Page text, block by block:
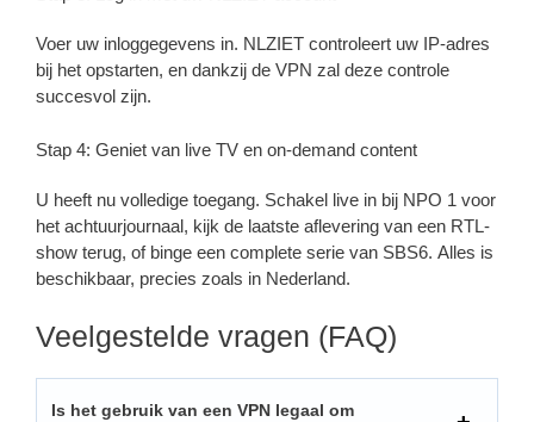
Voer uw inloggegevens in. NLZIET controleert uw IP-adres
bij het opstarten, en dankzij de VPN zal deze controle
succesvol zijn.
Stap 4: Geniet van live TV en on-demand content
U heeft nu volledige toegang. Schakel live in bij NPO 1 voor
het achtuurjournaal, kijk de laatste aflevering van een RTL-
show terug, of binge een complete serie van SBS6. Alles is
beschikbaar, precies zoals in Nederland.
Veelgestelde vragen (FAQ)
Is het gebruik van een VPN legaal om